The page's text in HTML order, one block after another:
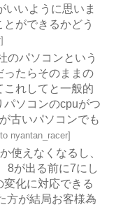
いいように思いま
ができるかどう
]
パソコンという
ったらそのままの
れしてと一般的
ソコンのcpuがつ
古いパソコンでも
nyantan_racer]
使えなくなるし、
が出る前に7にし
化に対応できる
方が結局お客様為